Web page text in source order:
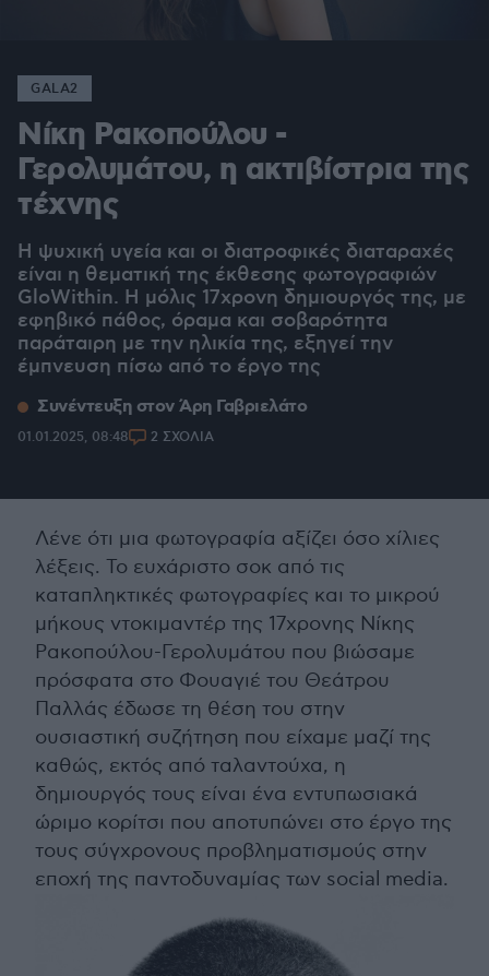
GALA2
Νίκη Ρακοπούλου -
Γερολυμάτου, η ακτιβίστρια της
τέχνης
Η ψυχική υγεία και οι διατροφικές διαταραχές
είναι η θεματική της έκθεσης φωτογραφιών
GloWithin. Η μόλις 17χρονη δημιουργός της, με
εφηβικό πάθος, όραμα και σοβαρότητα
παράταιρη με την ηλικία της, εξηγεί την
έμπνευση πίσω από το έργο της
Συνέντευξη στον Άρη Γαβριελάτο
01.01.2025, 08:48 2 ΣΧΟΛΙΑ
Λένε ότι μια φωτογραφία αξίζει όσο χίλιες
λέξεις. Το ευχάριστο σοκ από τις
καταπληκτικές φωτογραφίες και το μικρού
μήκους ντοκιμαντέρ της 17χρονης Νίκης
Ρακοπούλου-Γερολυμάτου που βιώσαμε
πρόσφατα στο Φουαγιέ του Θεάτρου
Παλλάς έδωσε τη θέση του στην
ουσιαστική συζήτηση που είχαμε μαζί της
καθώς, εκτός από ταλαντούχα, η
δημιουργός τους είναι ένα εντυπωσιακά
ώριμο κορίτσι που αποτυπώνει στο έργο της
τους σύγχρονους προβληματισμούς στην
εποχή της παντοδυναμίας των social media.